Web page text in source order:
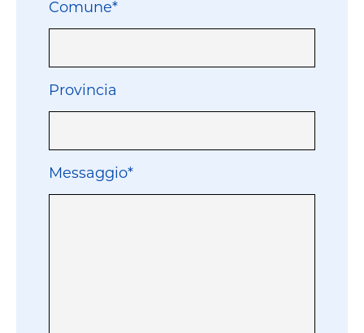
Comune*
Provincia
Messaggio*